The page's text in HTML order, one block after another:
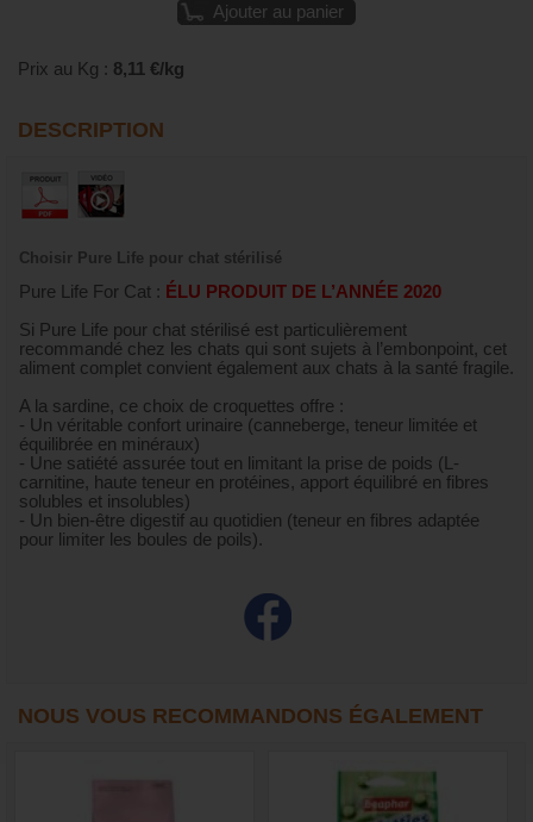
Ajouter au panier
Prix au Kg : 8,11 €/kg
DESCRIPTION
Choisir Pure Life pour chat stérilisé
Pure Life For Cat : ÉLU PRODUIT DE L’ANNÉE 2020
Si Pure Life pour chat stérilisé est particulièrement
recommandé chez les chats qui sont sujets à l’embonpoint, cet
aliment complet convient également aux chats à la santé fragile.
A la sardine, ce choix de croquettes offre :
- Un véritable confort urinaire (canneberge, teneur limitée et
équilibrée en minéraux)
- Une satiété assurée tout en limitant la prise de poids (L-
carnitine, haute teneur en protéines, apport équilibré en fibres
solubles et insolubles)
- Un bien-être digestif au quotidien (teneur en fibres adaptée
pour limiter les boules de poils).
NOUS VOUS RECOMMANDONS ÉGALEMENT